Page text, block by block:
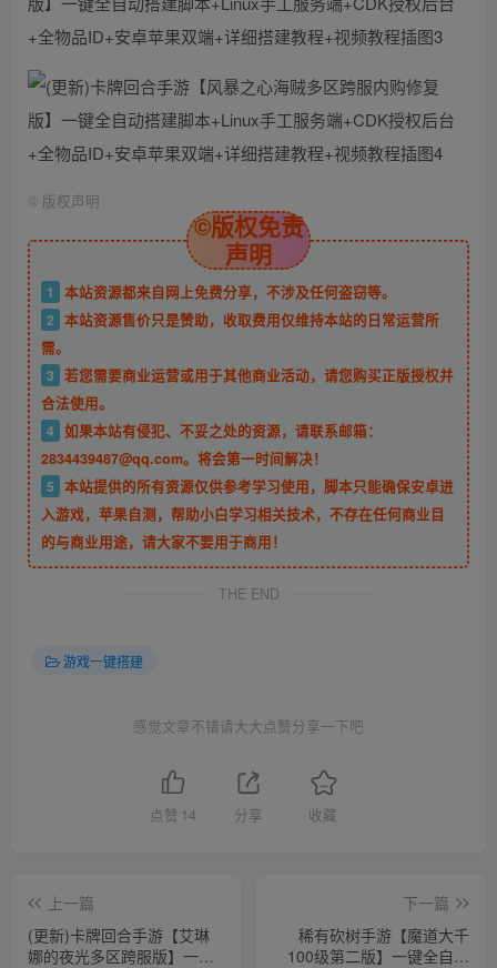
© 版权声明
©版权免责
声明
1
本站资源都来自网上免费分享，不涉及任何盗窃等。
2 本站资源售价只是赞助，收取费用仅维持本站的日常运营所
需。
3 若您需要商业运营或用于其他商业活动，请您购买正版授权并
合法使用。
4 如果本站有侵犯、不妥之处的资源，请联系邮箱：
2834439487@qq.com。将会第一时间解决！
5 本站提供的所有资源仅供参考学习使用，脚本只能确保安卓进
入游戏，苹果自测，帮助小白学习相关技术，不存在任何商业目
的与商业用途，请大家不要用于商用！
THE END
游戏一键搭建
感觉文章不错请大大点赞分享一下吧
点赞 14 分享 收藏
上一篇
(更新)卡牌回合手游【艾琳
娜的夜光多区跨服版】一键
下一篇
稀有砍树手游【魔道大千
100级第二版】一键全自动